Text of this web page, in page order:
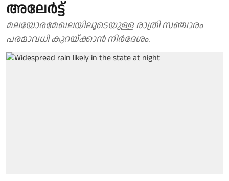
അലേർട്ട്
മലയോരമേഖലയിലൂടെയുള്ള രാത്രി സഞ്ചാരം
പരമാവധി കുറയ്ക്കാൻ നിർദേശം.